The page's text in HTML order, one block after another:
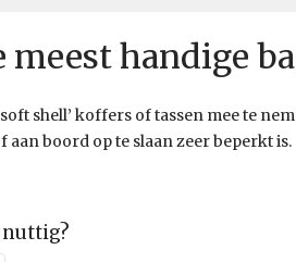
meest handige
shell’ koffers of tassen mee te
aan boord op te slaan zeer beperkt is.